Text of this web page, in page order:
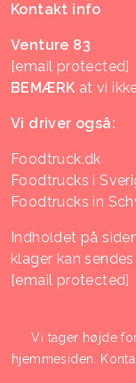
Kontakt info
Venture 83
[email protected]
BEMÆRK at vi
Vi driver også:
Foodtruck.dk
Foodtrucks i
Foodtrucks in
Indholdet på
klager kan
[email protected]
Vi tager højde
hjemmesiden.